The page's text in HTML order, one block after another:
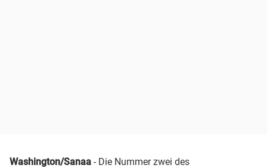
Washington/Sanaa - Die Nummer zwei des